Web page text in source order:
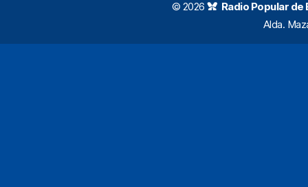
© 2026 Radio Popular de
Alda.